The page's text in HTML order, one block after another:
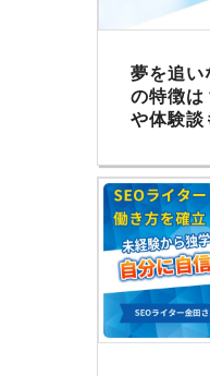
夢を追い
の特徴は
や体験談